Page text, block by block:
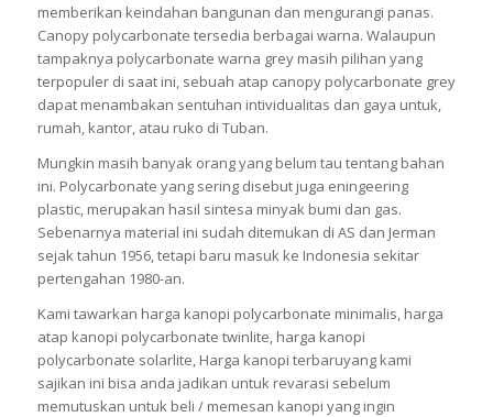
memberikan keindahan bangunan dan mengurangi panas.
Canopy polycarbonate tersedia berbagai warna. Walaupun
tampaknya polycarbonate warna grey masih pilihan yang
terpopuler di saat ini, sebuah atap canopy polycarbonate grey
dapat menambakan sentuhan intividualitas dan gaya untuk,
rumah, kantor, atau ruko di Tuban.
Mungkin masih banyak orang yang belum tau tentang bahan
ini. Polycarbonate yang sering disebut juga eningeering
plastic, merupakan hasil sintesa minyak bumi dan gas.
Sebenarnya material ini sudah ditemukan di AS dan Jerman
sejak tahun 1956, tetapi baru masuk ke Indonesia sekitar
pertengahan 1980-an.
Kami tawarkan harga kanopi polycarbonate minimalis, harga
atap kanopi polycarbonate twinlite, harga kanopi
polycarbonate solarlite, Harga kanopi terbaruyang kami
sajikan ini bisa anda jadikan untuk revarasi sebelum
memutuskan untuk beli / memesan kanopi yang ingin